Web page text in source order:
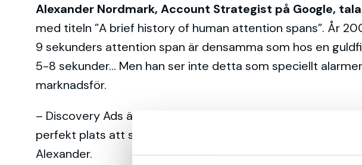
Alexander Nordmark, Account Strategist på Google,
med titeln ”A brief history of human attention spans”. År
9 sekunders attention span är densamma som hos en
5-8 sekunder… Men han ser inte detta som speciellt
marknadsför.
– Discovery Ads är Google search och YouTubes love
perfekt plats att synas på när användarna kommer med
Alexander.